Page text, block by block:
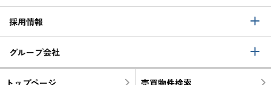
採用情報
グループ会社